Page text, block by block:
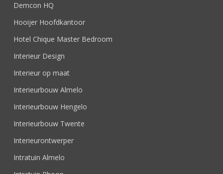
Demcon HQ
Hooijer Hoofdkantoor
Hotel Chique Master Bedroom
Interieur Design
Interieur op maat
Interieurbouw Almelo
Interieurbouw Hengelo
Interieurbouw Twente
Interieurontwerper
Intratuin Almelo